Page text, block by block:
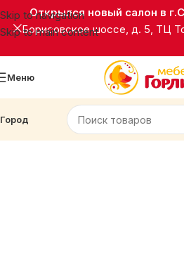
Skip to navigation
Skip to main content
Открылся новый салон в
Борисовское шоссе, д. 5, ТЦ
Меню
Город
Корпусная мебель